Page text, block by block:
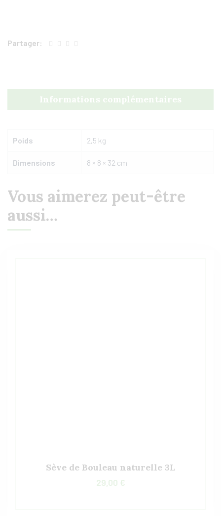
Partager:
Informations complémentaires
Poids 2,5 kg
Dimensions 8 × 8 × 32 cm
Vous aimerez peut-être
aussi…
Sève de Bouleau naturelle 3L
29,00 €